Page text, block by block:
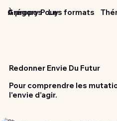
Grégory Pouy
À propos Les formats
Redonner Envie Du Futur
Pour comprendre les
l'envie d’agir.